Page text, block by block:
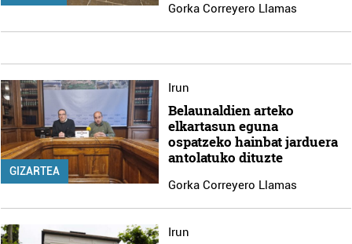
Gorka Correyero Llamas
GIZARTEA
Irun
Belaunaldien arteko
elkartasun eguna
ospatzeko hainbat jarduera
antolatuko dituzte
Gorka Correyero Llamas
Irun